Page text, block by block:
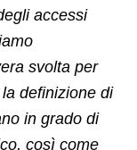
accessi
svolta per
definizione di
in grado di
così come